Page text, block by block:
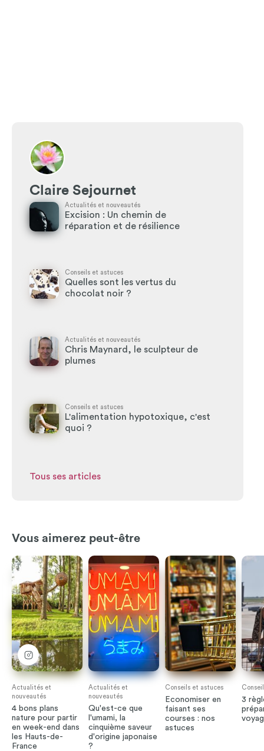
Claire Sejournet
Actualités et nouveautés
Excision : Un chemin de
réparation et de résilience
Conseils et astuces
Quelles sont les vertus du
chocolat noir ?
Actualités et nouveautés
Chris Maynard, le sculpteur de
plumes
Conseils et astuces
L'alimentation hypotoxique, c'est
quoi ?
Tous ses articles
Vous aimerez peut-être
Actualités et
nouveautés
4 bons plans
nature pour partir
en week-end dans
les Hauts-de-
France
Actualités et
nouveautés
Qu'est-ce que
l'umami, la
cinquième saveur
d'origine japonaise
?
Conseils et astuces
Economiser en
faisant ses
courses : nos
astuces
3